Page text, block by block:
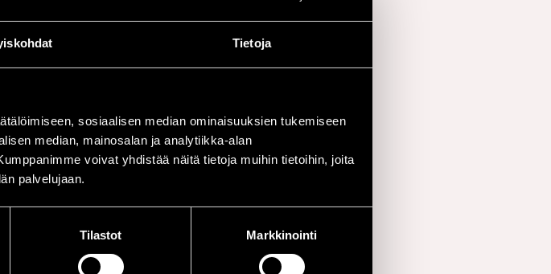
Tietoja
sosiaalisen median ominaisuuksien tukemiseen
median, mainosalan ja analytiikka-alan
voivat yhdistää näitä tietoja muihin tietoihin, joita
palvelujaan.
Tilastot Markkinointi